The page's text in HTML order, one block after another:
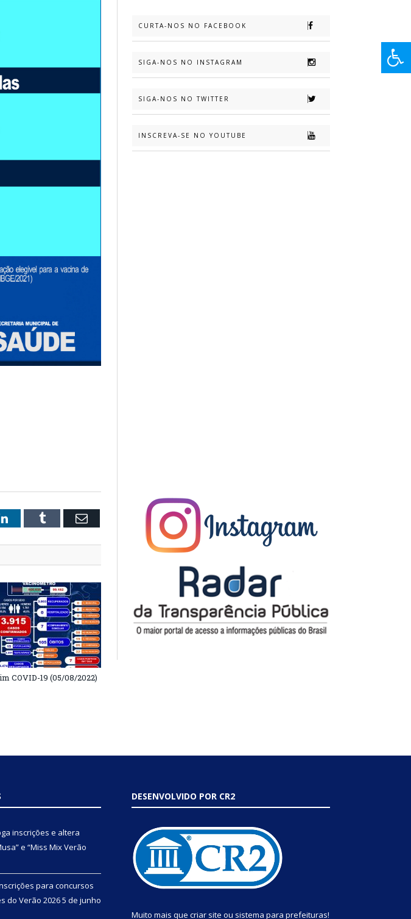
LinkedInTumblr Email
COVID-19 (05/08/2022)
CURTA-NOS NO FACEBOOK
SIGA-NOS NO INSTAGRAM
SIGA-NOS NO TWITTER
INSCREVA-SE NO YOUTUBE
inscrições e altera
e “Miss Mix Verão
para concursos
do Verão 20265 de junho
DESENVOLVIDO POR CR2
Muito mais que criar site ou sistema para prefeituras!